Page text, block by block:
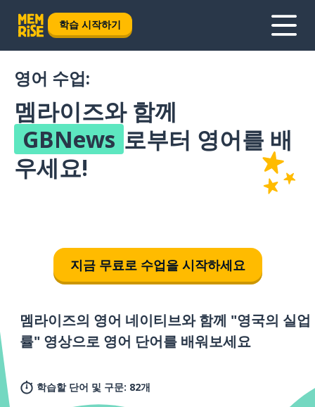
학습 시작하기
영어 수업:
멤라이즈와 함께
GBNews 로부터 영어를 배
우세요!
지금 무료로 수업을 시작하세요
멤라이즈의 영어 네이티브와 함께 "영국의 실업
률" 영상으로 영어 단어를 배워보세요
학습할 단어 및 구문: 82개